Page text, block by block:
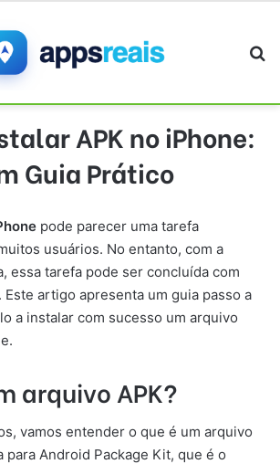
APK no iPhone:
Guia Prático
pode parecer uma tarefa
usuários. No entanto, com a
essa tarefa pode ser concluída com
artigo apresenta um guia passo a
a instalar com sucesso um arquivo
arquivo APK?
vamos entender o que é um arquivo
para Android Package Kit, que é o